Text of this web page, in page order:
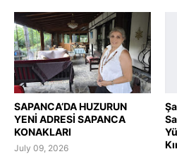
SAPANCA’DA HUZURUN
YENİ ADRESİ SAPANCA
KONAKLARI
July 09, 2026